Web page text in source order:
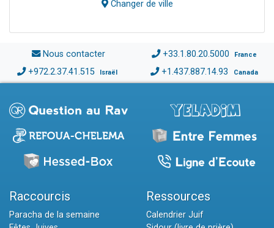
Changer de ville
Nous contacter +33.1.80.20.5000 France
+972.2.37.41.515 Israël +1.437.887.14.93 Canada
Raccourcis
Paracha de la semaine
Ressources
Calendrier Juif